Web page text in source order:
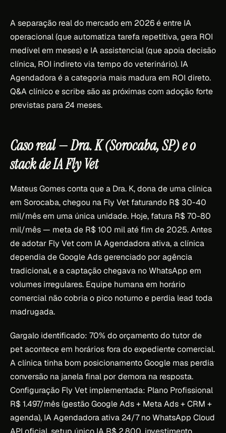
A separação real do mercado em 2026 é entre IA
operacional (que automatiza tarefa repetitiva, gera ROI
medível em meses) e IA assistencial (que apoia decisão
clínica, ROI indireto via tempo do veterinário). IA
Agendadora é a categoria mais madura em ROI direto.
Q&A clínico e scribe são as próximas com adoção forte
previstas para 24 meses.
Caso real — Dra. K (Sorocaba, SP) e o
stack de IA Fly Vet
Mateus Gomes conta que a Dra. K, dona de uma clínica
em Sorocaba, chegou na Fly Vet faturando R$ 30-40
mil/mês em uma única unidade. Hoje, fatura R$ 70-80
mil/mês — meta de R$ 100 mil até fim de 2025. Antes
de adotar Fly Vet com IA Agendadora ativa, a clínica
dependia de Google Ads gerenciado por agência
tradicional, e a captação chegava no WhatsApp em
volumes irregulares. Equipe humana em horário
comercial não cobria o pico noturno e perdia lead toda
madrugada.
Gargalo identificado: 70% do orçamento do tutor de
pet acontece em horários fora do expediente comercial.
A clínica tinha bom posicionamento Google mas perdia
conversão na janela final por demora na resposta.
Configuração Fly Vet implementada: Plano Profissional
R$ 1.497/mês (gestão Google Ads + Meta Ads + CRM +
agenda), IA Agendadora ativa 24/7 no WhatsApp Cloud